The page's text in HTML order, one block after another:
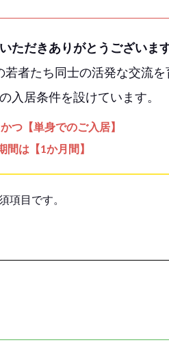
ただきありがとうございま
者たち同士の活発な交流を
入居条件を設けています。
つ【単身でのご入居】
間は【1か月間】
項目です。